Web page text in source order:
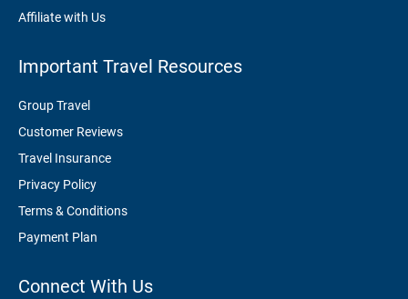
Affiliate with Us
Important Travel Resources
Group Travel
Customer Reviews
Travel Insurance
Privacy Policy
Terms & Conditions
Payment Plan
Connect With Us